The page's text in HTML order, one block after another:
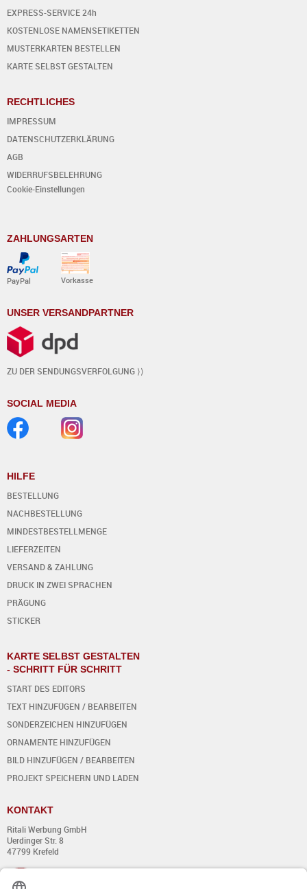
EXPRESS-SERVICE 24h
KOSTENLOSE NAMENSETIKETTEN
MUSTERKARTEN BESTELLEN
KARTE SELBST GESTALTEN
RECHTLICHES
IMPRESSUM
DATENSCHUTZERKLÄRUNG
AGB
WIDERRUFSBELEHRUNG
Cookie-Einstellungen
ZAHLUNGSARTEN
PayPal Vorkasse
UNSER VERSANDPARTNER
ZU DER SENDUNGSVERFOLGUNG ⟩⟩
SOCIAL MEDIA
HILFE
BESTELLUNG
NACHBESTELLUNG
MINDESTBESTELLMENGE
LIEFERZEITEN
VERSAND & ZAHLUNG
DRUCK IN ZWEI SPRACHEN
PRÄGUNG
STICKER
KARTE SELBST GESTALTEN
- SCHRITT FÜR SCHRITT
START DES EDITORS
TEXT HINZUFÜGEN / BEARBEITEN
SONDERZEICHEN HINZUFÜGEN
ORNAMENTE HINZUFÜGEN
BILD HINZUFÜGEN / BEARBEITEN
PROJEKT SPEICHERN UND LADEN
KONTAKT
Ritali Werbung GmbH
Uerdinger Str. 8
47799 Krefeld